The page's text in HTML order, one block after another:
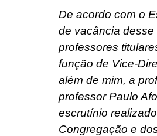
De acordo com o
de vacância desse
professores
função de Vice-
além de mim, a
professor Paulo
escrutínio
Congregação e